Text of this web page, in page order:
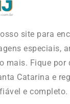
site para
especiais,
mais. Fique por
Catarina e
e completo.